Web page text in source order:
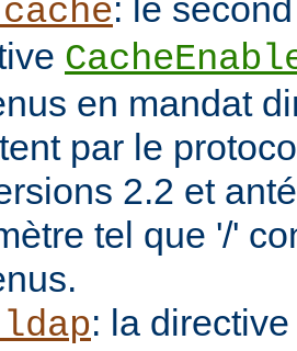
: le
en mandat
par le
2.2 et
tel que '/'
: la directive